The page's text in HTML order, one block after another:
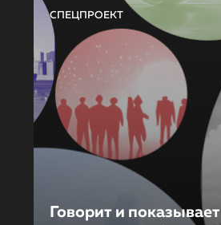
СПЕЦПРОЕКТ
Говорит и показывает